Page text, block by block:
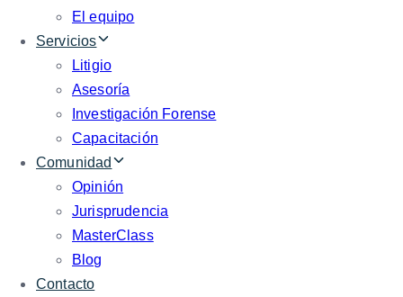
El equipo
Servicios
Litigio
Asesoría
Investigación Forense
Capacitación
Comunidad
Opinión
Jurisprudencia
MasterClass
Blog
Contacto